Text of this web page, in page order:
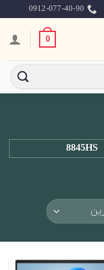
0912-077-40-90
0
8845HS